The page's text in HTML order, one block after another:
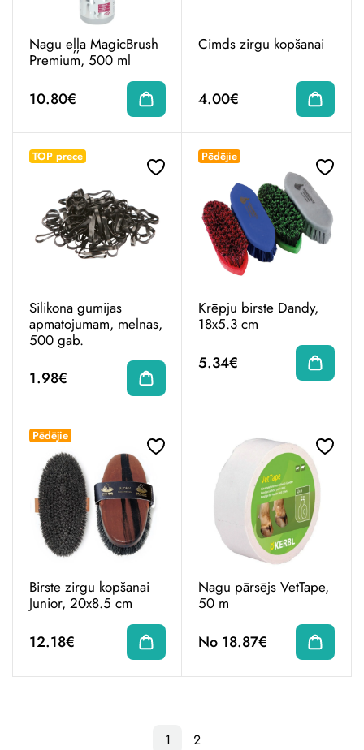
Nagu eļļa MagicBrush
Premium, 500 ml
10.80€
Cimds zirgu kopšanai
4.00€
TOP prece
Silikona gumijas
apmatojumam, melnas,
500 gab.
1.98€
Pēdējie
Krēpju birste Dandy,
18x5.3 cm
5.34€
Pēdējie
Birste zirgu kopšanai
Junior, 20x8.5 cm
12.18€
Nagu pārsējs VetTape,
50 m
No 18.87€
1 2